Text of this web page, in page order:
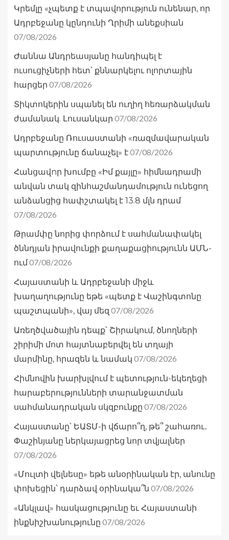
Կրեմլը «չպետք է տպավորություն ունենար, որ
Ադրբեջանը կընդունի Ղրիմի անեքսիան
07/08/2026
Ժաննա Անդրեասյանը հանդիպել է
ուսուցիչների հետ՝ քննարկելու ոլորտային
հարցեր 07/08/2026
Տիկտոկերին սպանել են ուղիղ հեռարձակման
ժամանակ. Լուսանկար 07/08/2026
Ադրբեջանը Ռուսաստանի «ռազմավարական
պարտությունը ճանաչել» է07/08/2026
Հանցավnր խումբը «Իմ քայլը» հիմնադրամի
անվան տակ զինհաշմանդամություն ունեցող
անձանցից հափշտակել է 13.8 մլն դրամ
07/08/2026
Թրամփը նորից փորձում է սահմանափակել
ծննդյան իրավունքի քաղաքացիությունն ԱՄՆ-
ում07/08/2026
Հայաստանի և Ադրբեջանի միջև
խաղաղությունը եթե «պետք է Վաշինգտոնը
պաշտպանի», վայ մեզ 07/08/2026
Առեղծվածային դեպք՝ Շիրակում, ծնողների
շիրիմի մոտ հայտնաբերվել են տղայի
մարմինը, հրազեն և նամակ 07/08/2026
Հիմնովին խարխլվում է պետություն-եկեղեցի
հարաբերությունների տարանջատման
սահմանադրական սկզբունքը 07/08/2026
Հայաստանը՝ ԵԱՏՄ-ի վճարո՞ղ, թե՞ շահառու․
Փաշինյանը ներկայացրեց նոր տվյալներ
07/08/2026
«Մուլտի վելնեսը» եթե անօրինական էր, անունը
փոխեցին՝ դարձավ օրինակա՞ն 07/08/2026
«Անկլավ» հասկացությունը եւ Հայաստանի
ինքնիշխանությունը 07/08/2026